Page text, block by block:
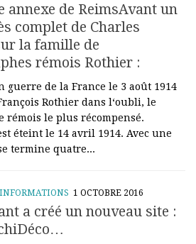
annexe de ReimsAvant un
complet de Charles
la famille de
rémois Rothier :
guerre de la France le 3 août 1914
Rothier dans l‘oubli, le
rémois le plus récompensé.
éteint le 14 avril 1914. Avec une
termine quatre...
1 OCTOBRE 2016
a créé un nouveau site :